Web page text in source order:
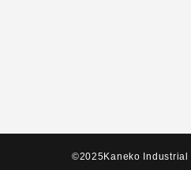
©2025Kaneko Industrial